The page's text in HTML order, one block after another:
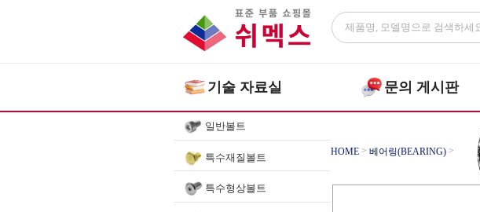
기술 자료실 문의 게시판
일반볼트
특수재질볼트
특수형상볼트
HOME > 베어링(BEARING) >